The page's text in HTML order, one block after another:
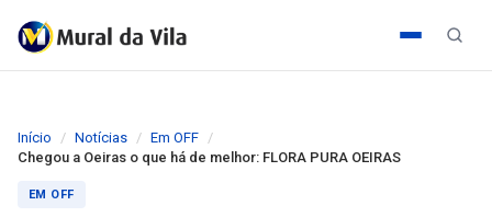
Início Notícias
Em OFF
Chegou a Oeiras o que há de melhor: FLORA PURA OEIRAS
EM OFF